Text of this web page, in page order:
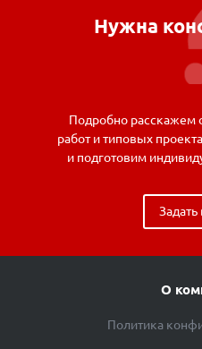
Нужна
Подробно расскажем
работ и типовых
и подготовим
Задать
О
Политика